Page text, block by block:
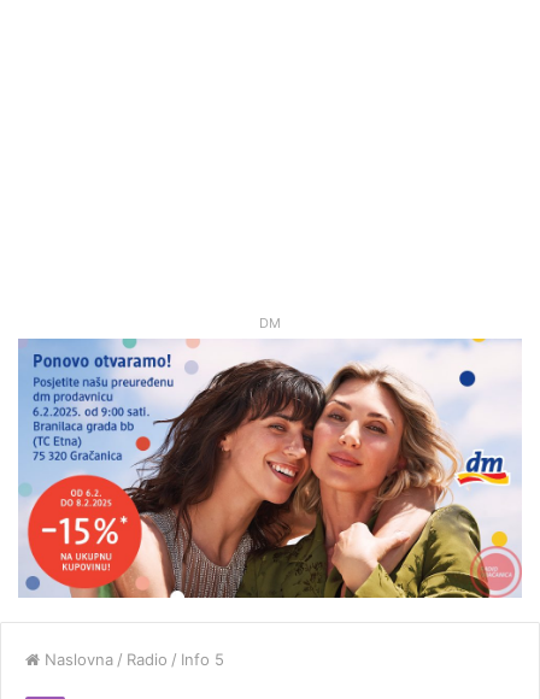
DM
Naslovna / Radio / Info 5